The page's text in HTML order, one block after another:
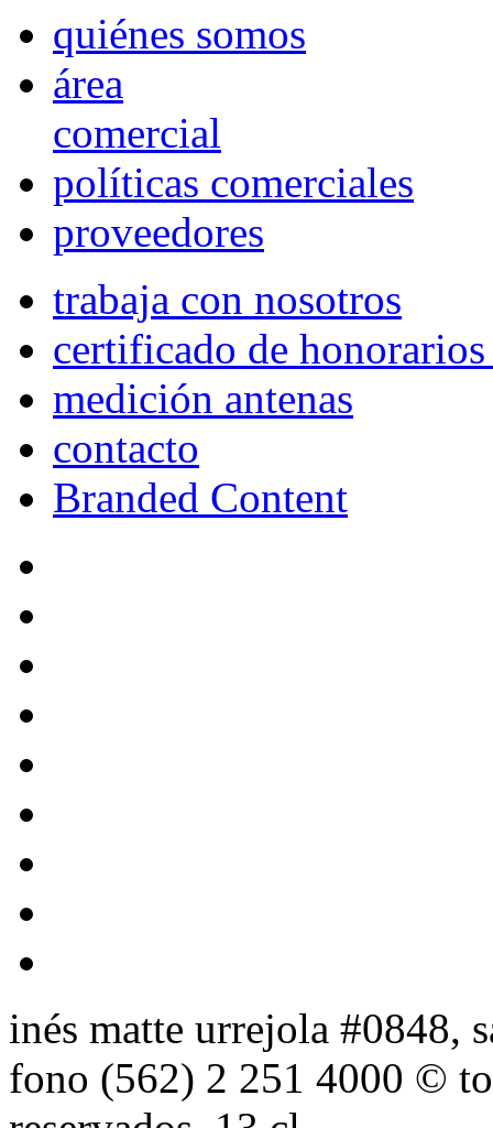
quiénes somos
área
comercial
políticas comerciales
proveedores
trabaja con nosotros
certificado de
medición antenas
contacto
Branded Content
inés matte urrejola #0848,
fono (562) 2 251 4000 ©